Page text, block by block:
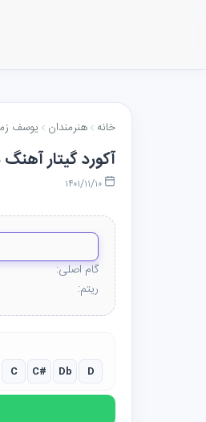
خانه هنرمندان یوسف
آکورد گیتار
گام اصلی:
ریتم:
C C# Db D